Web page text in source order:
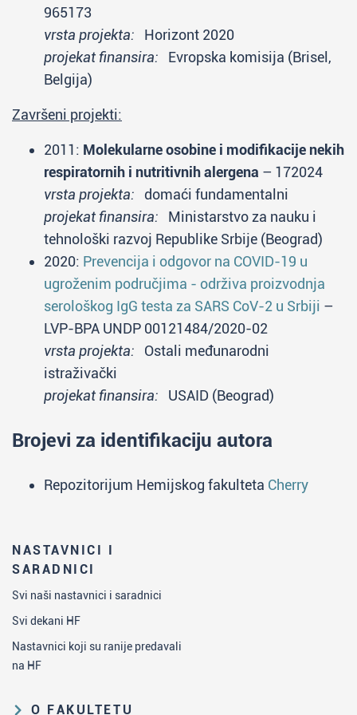
NASTAVNICI I
SARADNICI
Svi naši nastavnici i saradnici
Svi dekani HF
Nastavnici koji su ranije predavali
na HF
O FAKULTETU
965173
vrsta projekta: Horizont 2020
projekat finansira: Evropska komisija (Brisel,
Belgija)
Završeni projekti:
2011: Molekularne osobine i modifikacije nekih
respiratornih i nutritivnih alergena – 172024
vrsta projekta: domaći fundamentalni
projekat finansira: Ministarstvo za nauku i
tehnološki razvoj Republike Srbije (Beograd)
2020: Prevencija i odgovor na COVID-19 u
ugroženim područjima - održiva proizvodnja
serološkog IgG testa za SARS CoV-2 u Srbiji –
LVP-BPA UNDP 00121484/2020-02
vrsta projekta: Ostali međunarodni
istraživački
projekat finansira: USAID (Beograd)
Brojevi za identifikaciju autora
Repozitorijum Hemijskog fakulteta Cherry